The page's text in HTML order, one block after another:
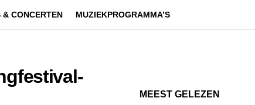
& CONCERTEN MUZIEKPROGRAMMA’S
MEEST GELEZEN